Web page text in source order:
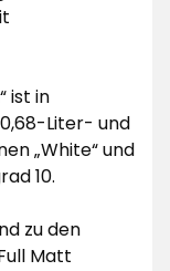
ist in
Liter- und
„White“ und
10.
zu den
Matt